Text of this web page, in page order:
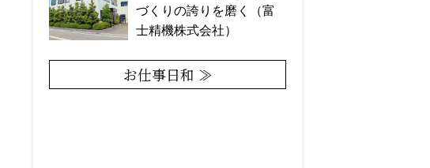
づくりの誇りを磨く（富
士精機株式会社）
お仕事日和 ≫